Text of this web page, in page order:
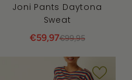
Joni Pants Daytona
Sweat
€59,97€99,95